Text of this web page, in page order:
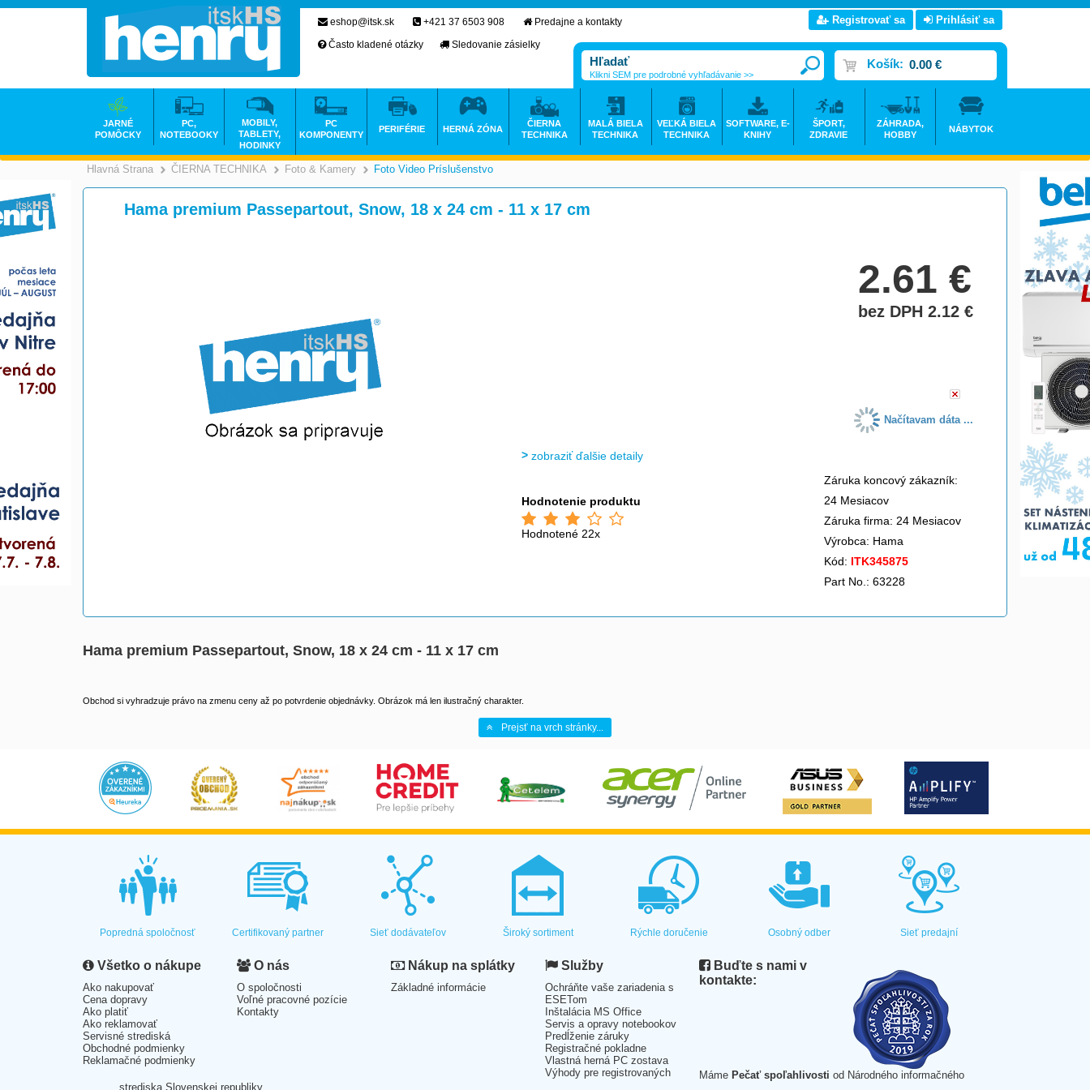
Hlavná Strana >
ČIERNA TECHNIKA >
Foto & Kamery >
Foto Video Príslušenstvo
Hama premium Passepartout, Snow, 18 x 24 cm - 11 x 17 cm
2.61€
bez DPH 2.12€
Načítavam dáta ...
zobraziť ďalšie detaily
Hodnotenie produktu
Hodnotené 22x
Záruka koncový zákazník:
24 Mesiacov
Záruka firma: 24 Mesiacov
Výrobca: Hama
Kód: ITK345875
Part No.: 63228
Hama premium Passepartout, Snow, 18 x 24 cm - 11 x 17 cm
Obchod si vyhradzuje právo na zmenu ceny až po potvrdenie objednávky. Obrázok má len ilustračný charakter.
Prejsť na vrch stránky...
eshop@itsk.sk +421 37 6503 908
Predajne a kontakty
Často kladené otázky
Sledovanie zásielky
Registrovať sa Prihlásiť sa
Košík: 0.00 €
Klikni SEM pre podrobné vyhľadávanie >>
JARNÉ
POMÔCKY
PC,
NOTEBOOKY
MOBILY,
TABLETY,
HODINKY
PC
KOMPONENTY
PERIFÉRIE HERNÁ ZÓNA
ČIERNA
TECHNIKA
MALÁ BIELA
TECHNIKA
VEĽKÁ BIELA
TECHNIKA
SOFTWARE, E-
KNIHY
ŠPORT,
ZDRAVIE
ZÁHRADA,
HOBBY
NÁBYTOK
Popredná spoločnosť Certifikovaný partner Sieť dodávateľov Široký sortiment Rýchle doručenie Osobný odber Sieť predajní
Všetko o nákupe
Ako nakupovať
Cena dopravy
Ako platiť
Ako reklamovať
Servisné strediská
Obchodné podmienky
Reklamačné podmienky
O nás
O spoločnosti
Voľné pracovné pozície
Kontakty
Nákup na splátky
Základné informácie
Služby
Ochráňte vaše zariadenia s
ESETom
Inštalácia MS Office
Servis a opravy notebookov
Predĺženie záruky
Registračné pokladne
Vlastná herná PC zostava
Výhody pre registrovaných
Buďte s nami v
kontakte:
Máme Pečať spoľahlivosti od Národného informačného
strediska Slovenskej republiky